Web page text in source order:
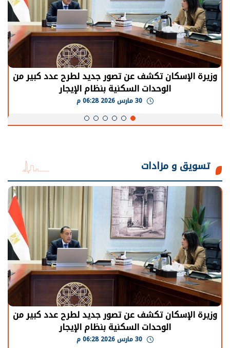
وزيرة الإسكان تكشف عن تصور جديد لطرح عدد كبير من
الوحدات السكنية بنظام الإيجار
تسويق و مزادات
وزيرة الإسكان تكشف عن تصور جديد لطرح عدد كبير من
الوحدات السكنية بنظام الإيجار